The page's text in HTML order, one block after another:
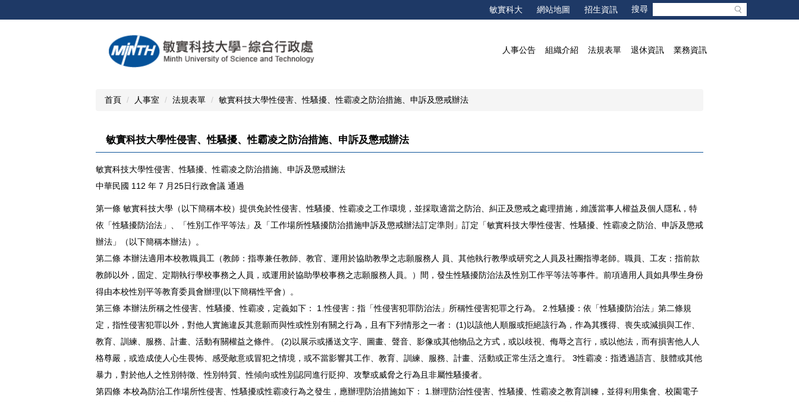
到
敏實科大 網站地圖 招生資訊
人事公告 組織介紹 法規表單 退休資訊 業務資訊
首頁 人事室 法規表單 敏實科技大學性侵害、性騷擾、性霸凌之防治措施、申訴及懲戒辦法
敏實科技大學性侵害、性騷擾、性霸凌之防治措施、申訴及懲戒辦法
敏實科技大學性侵害、性騷擾、性霸凌之防治措施、申訴及懲戒辦法
中華民國 112 年 7 月25日行政會議 通過
第一條 敏實科技大學（以下簡稱本校）提供免於性侵害、性騷擾、性霸凌之工作環境，並採取適當之防治、糾正及懲戒之處理措施，維護當事人權益及個人隱私，特
依「性騷擾防治法」、「性別工作平等法」及「工作場所性騷擾防治措施申訴及懲戒辦法訂定準則」訂定「敏實科技大學性侵害、性騷擾、性霸凌之防治、申訴及懲戒
辦法」（以下簡稱本辦法）。
第二條 本辦法適用本校教職員工（教師：指專兼任教師、教官、運用於協助教學之志願服務人 員、其他執行教學或研究之人員及社團指導老師。職員、工友：指前款
教師以外，固定、定期執行學校事務之人員，或運用於協助學校事務之志願服務人員。）間，發生性騷擾防治法及性別工作平等法等事件。前項適用人員如具學生身份
得由本校性別平等教育委員會辦理(以下簡稱性平會）。
第三條 本辦法所稱之性侵害、性騷擾、性霸凌，定義如下： 1.性侵害：指「性侵害犯罪防治法」所稱性侵害犯罪之行為。 2.性騷擾：依「性騷擾防治法」第二條規
定，指性侵害犯罪以外，對他人實施違反其意願而與性或性別有關之行為，且有下列情形之一者： (1)以該他人順服或拒絕該行為，作為其獲得、喪失或減損與工作、
教育、訓練、服務、計畫、活動有關權益之條件。 (2)以展示或播送文字、圖畫、聲音、影像或其他物品之方式，或以歧視、侮辱之言行，或以他法，而有損害他人人
格尊嚴，或造成使人心生畏怖、感受敵意或冒犯之情境，或不當影響其工作、教育、訓練、服務、計畫、活動或正常生活之進行。 3性霸凌：指透過語言、肢體或其他
暴力，對於他人之性別特徵、性別特質、性傾向或性別認同進行貶抑、攻擊或威脅之行為且非屬性騷擾者。
第四條 本校為防治工作場所性侵害、性騷擾或性霸凌行為之發生，應辦理防治措施如下： 1.辦理防治性侵害、性騷擾、性霸凌之教育訓練，並得利用集會、校園電子